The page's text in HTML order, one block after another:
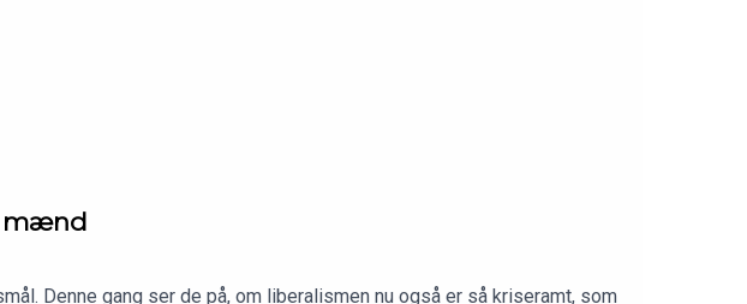
mænd
Denne gang ser de på, om liberalismen nu også er så kriseramt, som